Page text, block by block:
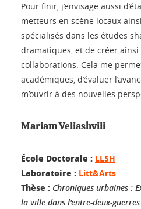
Pour finir, j’envisage aussi
metteurs en scène locaux
spécialisés dans les études
dramatiques, et de créer ainsi
collaborations. Cela me
académiques, d’évaluer
m’ouvrir à des nouvelles
Mariam Veliashvili
École Doctorale : LLSH
Laboratoire : Litt&Arts
Thèse : Chroniques urbaines :
la ville dans l'entre-deux-